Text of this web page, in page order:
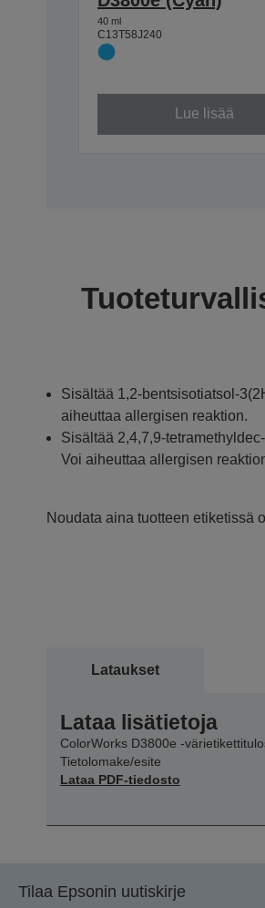
40 ml
C13T58J240
Lue lisää
Sisältää 1,2-bentsisotiatsol-
aiheuttaa allergisen reaktion.
Sisältää 2,4,7,9-
Voi aiheuttaa allergisen
Noudata aina tuotteen etiketissä
Lataukset
Lataa lisätietoja
ColorWorks D3800e -
Tietolomake/esite
Lataa PDF-tiedosto
Tilaa Epsonin uutiskirje